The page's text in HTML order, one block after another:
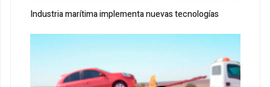
Industria marítima implementa nuevas tecnologías